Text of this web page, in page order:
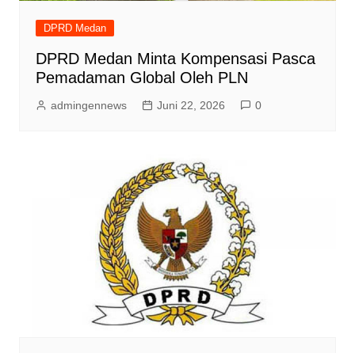
DPRD Medan
DPRD Medan Minta Kompensasi Pasca
Pemadaman Global Oleh PLN
admingennews Juni 22, 2026 0